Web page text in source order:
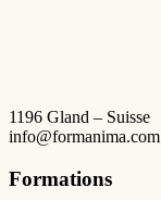
1196 Gland – Suisse
info@formanima.com
Formations